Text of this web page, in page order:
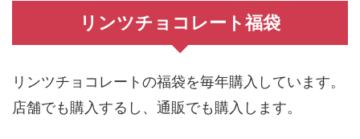
リンツチョコレート福袋
リンツチョコレートの福袋を毎年購入しています。
店舗でも購入するし、通販でも購入します。